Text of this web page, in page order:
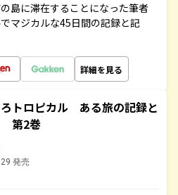
島に滞在することになった筆者
マジカルな45日間の記録と記
詳細を見る
トロピカル ある旅の記録と
第2巻
発売